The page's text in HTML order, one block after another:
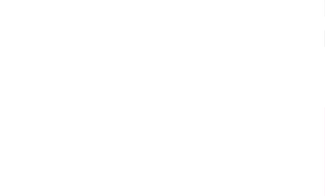
“mejorará la movilidad en
accesible, al tiempo que